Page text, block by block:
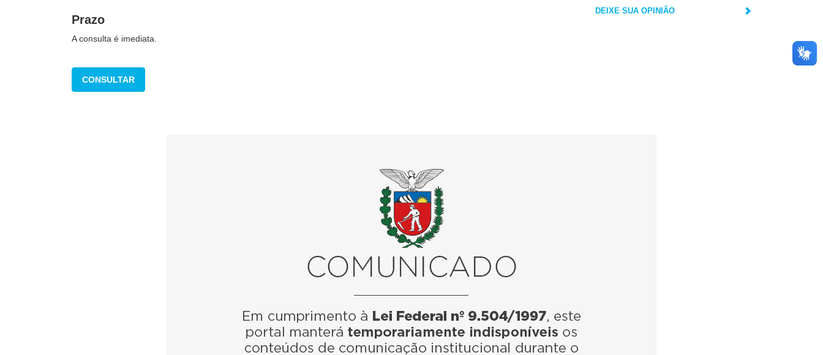
Prazo
A consulta é imediata.
CONSULTAR
DEIXE SUA OPINIÃO